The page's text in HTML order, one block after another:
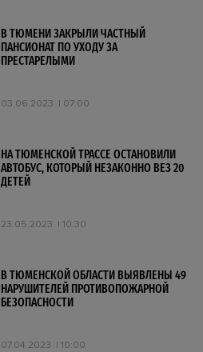
В ТЮМЕНИ ЗАКРЫЛИ ЧАСТНЫЙ
ПАНСИОНАТ ПО УХОДУ ЗА
ПРЕСТАРЕЛЫМИ
03.06.2023 07:00
НА ТЮМЕНСКОЙ ТРАССЕ ОСТАНОВИЛИ
АВТОБУС, КОТОРЫЙ НЕЗАКОННО ВЕЗ 20
ДЕТЕЙ
23.05.2023 10:30
В ТЮМЕНСКОЙ ОБЛАСТИ ВЫЯВЛЕНЫ 49
НАРУШИТЕЛЕЙ ПРОТИВОПОЖАРНОЙ
БЕЗОПАСНОСТИ
07.04.2023 10:00